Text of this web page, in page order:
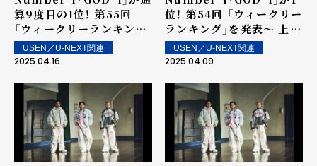
算9度目の1位！ 第55回
「ウィークリーランキン
グ」を発表～ 上位ランクイ
ン楽曲は街中・店内で配
USEN／U-NEXT関連
2025.04.16
位！ 第54回 「ウィークリー
ランキング」を発表～ 上位
ランクイン楽曲は街中・店
内で配信！
USEN／U-NEXT関連
2025.04.09